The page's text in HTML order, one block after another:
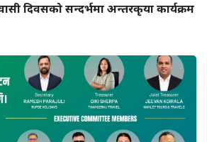
दिवसको सन्दर्भमा अन्तरकृया कार्यक्रम